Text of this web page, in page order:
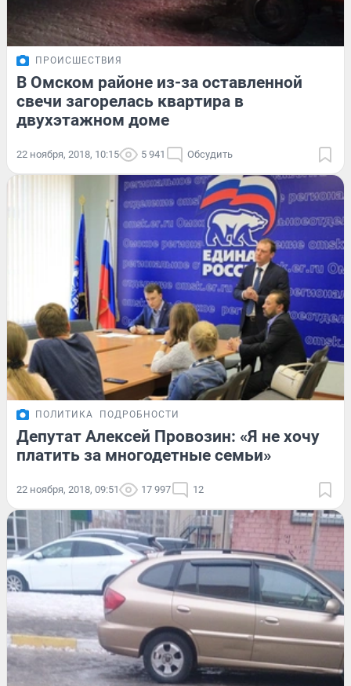
ПРОИСШЕСТВИЯ
В Омском районе из-за оставленной
свечи загорелась квартира в
двухэтажном доме
22 ноября, 2018, 10:15 5 941 Обсудить
ПОЛИТИКА ПОДРОБНОСТИ
Депутат Алексей Провозин: «Я не хочу
платить за многодетные семьи»
22 ноября, 2018, 09:51 17 997 12